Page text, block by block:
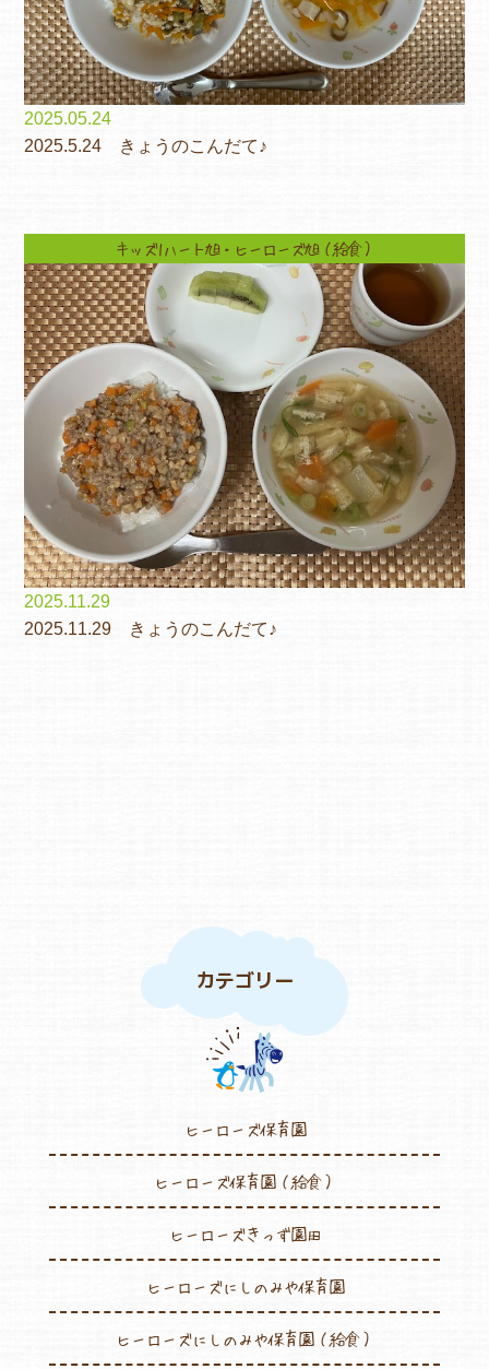
2025.05.24
2025.5.24 きょうのこんだて♪
キッズ1ハート旭・ヒーローズ旭（給食）
2025.11.29
2025.11.29 きょうのこんだて♪
カテゴリー
ヒーローズ保育園
ヒーローズ保育園（給食）
ヒーローズきっず園田
ヒーローズにしのみや保育園
ヒーローズにしのみや保育園（給食）